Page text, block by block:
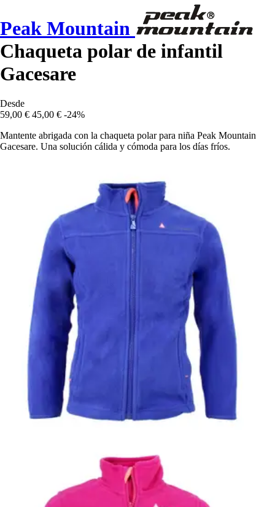
Peak Mountain
Chaqueta polar de infantil
Gacesare
Desde
59,00 € 45,00 € -24%
Mantente abrigada con la chaqueta polar para niña Peak Mountain
Gacesare. Una solución cálida y cómoda para los días fríos.